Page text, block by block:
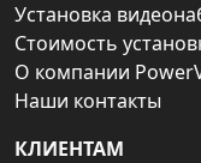
Установка
Стоимость
О компании
Наши контакты
КЛИЕНТАМ